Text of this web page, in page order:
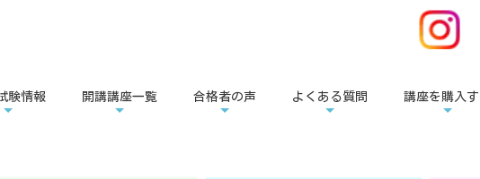
験情報 開講講座一覧 合格者の声 よくある質問 講座を購入